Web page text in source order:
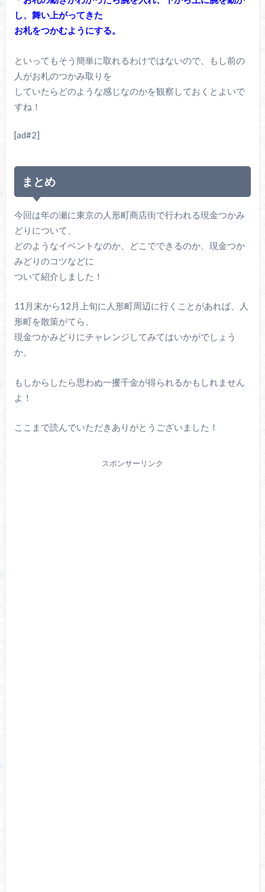
し、舞い上がってきた
お札をつかむようにする。
といってもそう簡単に取れるわけではないので、もし前の
人がお札のつかみ取りを
していたらどのような感じなのかを観察しておくとよいで
すね！
[ad#2]
まとめ
今回は年の瀬に東京の人形町商店街で行われる現金つかみ
どりについて、
どのようなイベントなのか、どこでできるのか、現金つか
みどりのコツなどに
ついて紹介しました！
11月末から12月上旬に人形町周辺に行くことがあれば、人
形町を散策がてら、
現金つかみどりにチャレンジしてみてはいかがでしょう
か。
もしからしたら思わぬ一攫千金が得られるかもしれません
よ！
ここまで読んでいただきありがとうございました！
スポンサーリンク